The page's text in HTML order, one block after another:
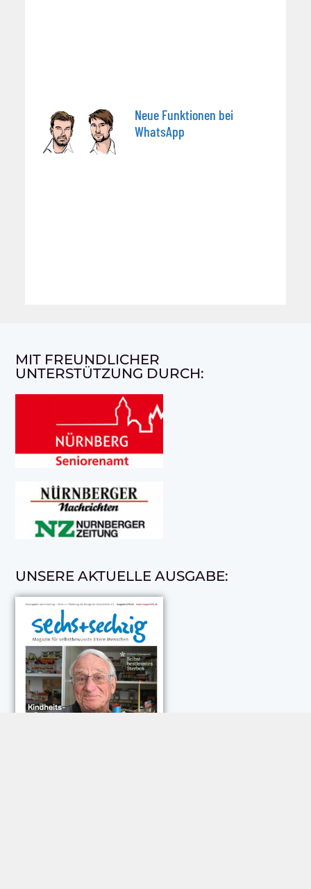
Neue Funktionen bei
WhatsApp
MIT FREUNDLICHER
UNTERSTÜTZUNG DURCH:
UNSERE AKTUELLE AUSGABE: